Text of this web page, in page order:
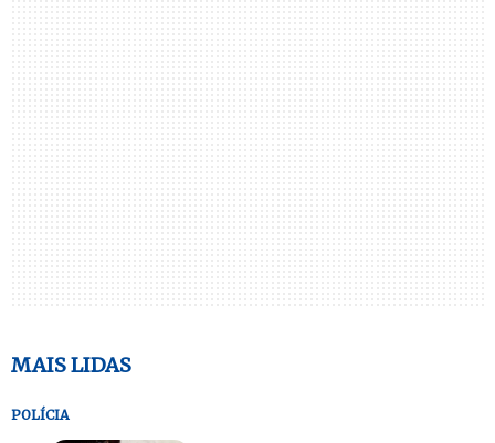
MAIS LIDAS
POLÍCIA